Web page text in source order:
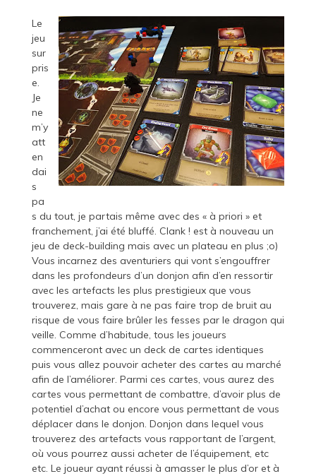
Le
jeu
sur
pris
e.
Je
ne
m’y
att
en
dai
s
pa
s du tout, je partais même avec des « à priori » et
franchement, j’ai été bluffé. Clank ! est à nouveau un
jeu de deck-building mais avec un plateau en plus ;o)
Vous incarnez des aventuriers qui vont s’engouffrer
dans les profondeurs d’un donjon afin d’en ressortir
avec les artefacts les plus prestigieux que vous
trouverez, mais gare à ne pas faire trop de bruit au
risque de vous faire brûler les fesses par le dragon qui
veille. Comme d’habitude, tous les joueurs
commenceront avec un deck de cartes identiques
puis vous allez pouvoir acheter des cartes au marché
afin de l’améliorer. Parmi ces cartes, vous aurez des
cartes vous permettant de combattre, d’avoir plus de
potentiel d’achat ou encore vous permettant de vous
déplacer dans le donjon. Donjon dans lequel vous
trouverez des artefacts vous rapportant de l’argent,
où vous pourrez aussi acheter de l’équipement, etc
etc. Le joueur ayant réussi à amasser le plus d’or et à